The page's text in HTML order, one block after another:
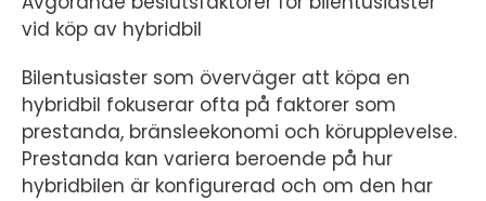
vid köp av hybridbil
Bilentusiaster som överväger att köpa en
hybridbil fokuserar ofta på faktorer som
prestanda, bränsleekonomi och körupplevelse.
Prestanda kan variera beroende på hur
hybridbilen är konfigurerad och om den har